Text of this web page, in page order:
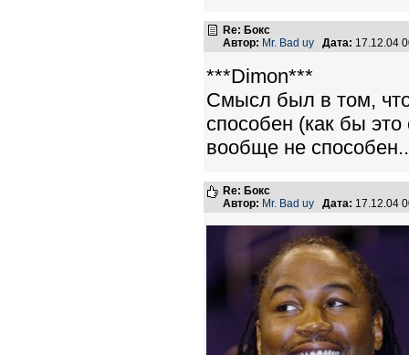
Re: Бокс
Автор: Mr. Bad uy Дата: 17.12.04
***Dimon***
Смысл был в том,
способен (как бы
вообще не
Re: Бокс
Автор: Mr. Bad uy Дата: 17.12.04